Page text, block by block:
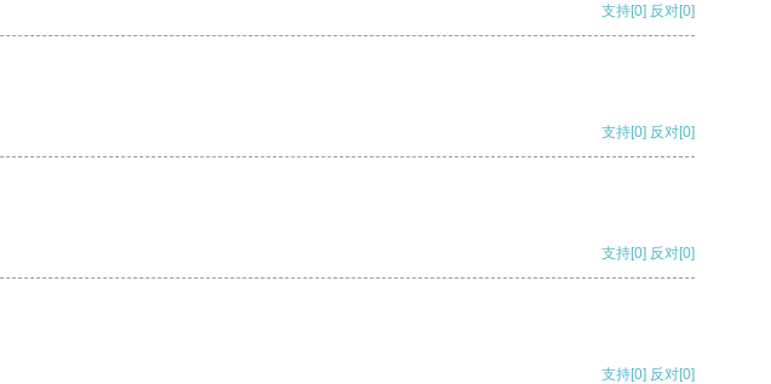
支持[0] 反对[0]
支持[0] 反对[0]
支持[0] 反对[0]
支持[0] 反对[0]